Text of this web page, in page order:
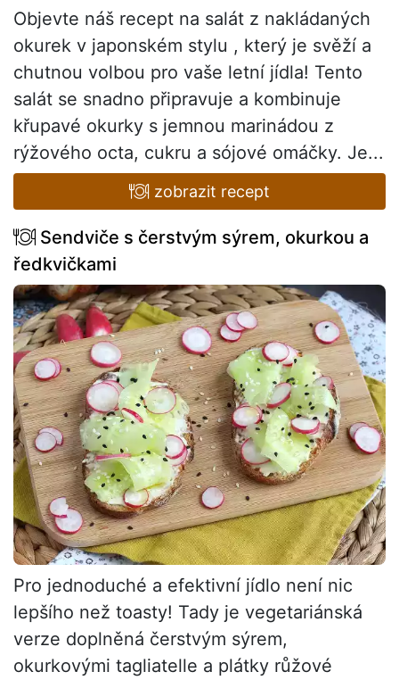
Objevte náš recept na salát z nakládaných
okurek v japonském stylu , který je svěží a
chutnou volbou pro vaše letní jídla! Tento
salát se snadno připravuje a kombinuje
křupavé okurky s jemnou marinádou z
rýžového octa, cukru a sójové omáčky. Je...
zobrazit recept
Sendviče s čerstvým sýrem, okurkou a
ředkvičkami
Pro jednoduché a efektivní jídlo není nic
lepšího než toasty! Tady je vegetariánská
verze doplněná čerstvým sýrem,
okurkovými tagliatelle a plátky růžové